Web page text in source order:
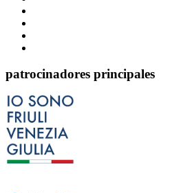
patrocinadores principales